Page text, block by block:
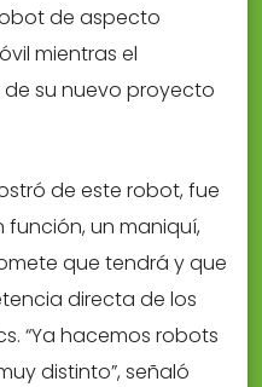
de aspecto
mientras el
su nuevo proyecto
de este robot, fue
función, un maniquí,
que tendrá y que
directa de los
“Ya hacemos robots
distinto”, señaló